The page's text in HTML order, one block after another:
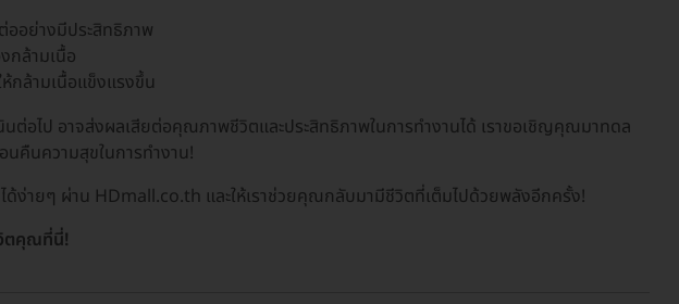
ออย่างมีประสิทธิภาพ
กล้ามเนื้อ
กล้ามเนื้อแข็งแรงขึ้น
ต่อไป อาจส่งผลเสียต่อคุณภาพชีวิตและประสิทธิภาพในการทำงานได้ เราขอเชิญคุณมาทดล
คืนความสุขในการทำงาน!
ได้ง่ายๆ ผ่าน HDmall.co.th และให้เราช่วยคุณกลับมามีชีวิตที่เต็มไปด้วยพลังอีกครั้ง!
ตคุณที่นี่!